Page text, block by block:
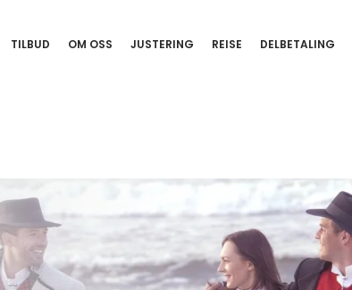
TILBUD OM OSS JUSTERING REISE DELBETALING